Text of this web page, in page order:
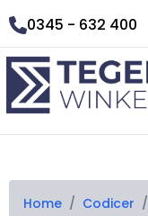
0345 - 632 400
Home / Codicer /